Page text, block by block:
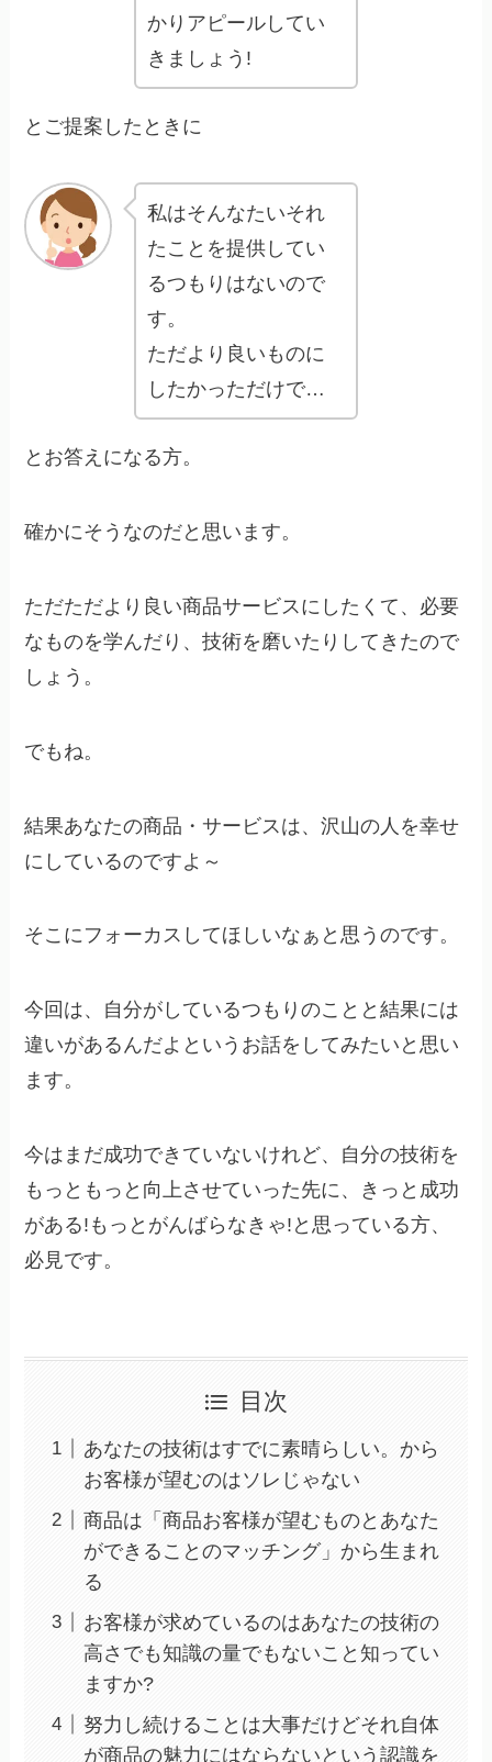
かりアピールしてい
きましょう!
とご提案したときに
私はそんなたいそれ
たことを提供してい
るつもりはないので
す。
ただより良いものに
したかっただけで…
とお答えになる方。
確かにそうなのだと思います。
ただただより良い商品サービスにしたくて、必要
なものを学んだり、技術を磨いたりしてきたので
しょう。
でもね。
結果あなたの商品・サービスは、沢山の人を幸せ
にしているのですよ～
そこにフォーカスしてほしいなぁと思うのです。
今回は、自分がしているつもりのことと結果には
違いがあるんだよというお話をしてみたいと思い
ます。
今はまだ成功できていないけれど、自分の技術を
もっともっと向上させていった先に、きっと成功
がある!もっとがんばらなきゃ!と思っている方、
必見です。
目次
あなたの技術はすでに素晴らしい。から
お客様が望むのはソレじゃない
商品は「商品お客様が望むものとあなた
ができることのマッチング」から生まれ
る
お客様が求めているのはあなたの技術の
高さでも知識の量でもないこと知ってい
ますか?
努力し続けることは大事だけどそれ自体
が商品の魅力にはならないという認識を